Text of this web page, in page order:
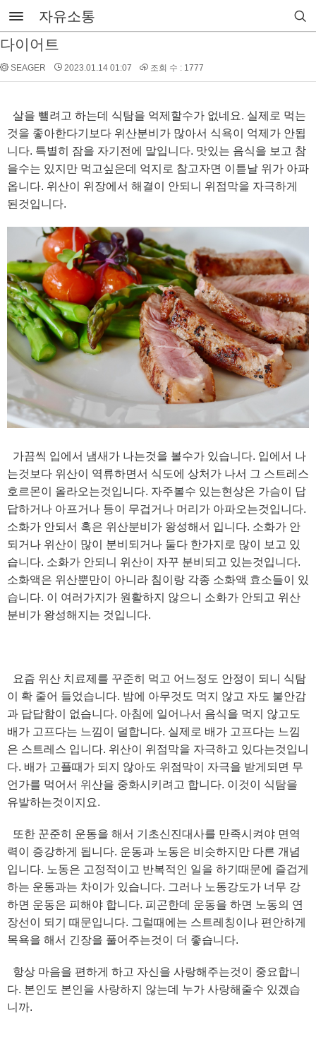
자유소통
다이어트
SEAGER 2023.01.14 01:07 조회 수 : 1777
살을 뺄려고 하는데 식탐을 억제할수가 없네요. 실제로 먹는
것을 좋아한다기보다 위산분비가 많아서 식욕이 억제가 안됩
니다. 특별히 잠을 자기전에 말입니다. 맛있는 음식을 보고 참
을수는 있지만 먹고싶은데 억지로 참고자면 이튿날 위가 아파
옵니다. 위산이 위장에서 해결이 안되니 위점막을 자극하게
된것입니다.
가끔씩 입에서 냄새가 나는것을 볼수가 있습니다. 입에서 나
는것보다 위산이 역류하면서 식도에 상처가 나서 그 스트레스
호르몬이 올라오는것입니다. 자주볼수 있는현상은 가슴이 답
답하거나 아프거나 등이 무겁거나 머리가 아파오는것입니다.
소화가 안되서 혹은 위산분비가 왕성해서 입니다. 소화가 안
되거나 위산이 많이 분비되거나 둘다 한가지로 많이 보고 있
습니다. 소화가 안되니 위산이 자꾸 분비되고 있는것입니다.
소화액은 위산뿐만이 아니라 침이랑 각종 소화액 효소들이 있
습니다. 이 여러가지가 원활하지 않으니 소화가 안되고 위산
분비가 왕성해지는 것입니다.
요즘 위산 치료제를 꾸준히 먹고 어느정도 안정이 되니 식탐
이 확 줄어 들었습니다. 밤에 아무것도 먹지 않고 자도 불안감
과 답답함이 없습니다. 아침에 일어나서 음식을 먹지 않고도
배가 고프다는 느낌이 덜합니다. 실제로 배가 고프다는 느낌
은 스트레스 입니다. 위산이 위점막을 자극하고 있다는것입니
다. 배가 고플때가 되지 않아도 위점막이 자극을 받게되면 무
언가를 먹어서 위산을 중화시키려고 합니다. 이것이 식탐을
유발하는것이지요.
또한 꾼준히 운동을 해서 기초신진대사를 만족시켜야 면역
력이 증강하게 됩니다. 운동과 노동은 비슷하지만 다른 개념
입니다. 노동은 고정적이고 반복적인 일을 하기때문에 즐겁게
하는 운동과는 차이가 있습니다. 그러나 노동강도가 너무 강
하면 운동은 피해야 합니다. 피곤한데 운동을 하면 노동의 연
장선이 되기 때문입니다. 그럴때에는 스트레칭이나 편안하게
목욕을 해서 긴장을 풀어주는것이 더 좋습니다.
항상 마음을 편하게 하고 자신을 사랑해주는것이 중요합니
다. 본인도 본인을 사랑하지 않는데 누가 사랑해줄수 있겠습
니까.